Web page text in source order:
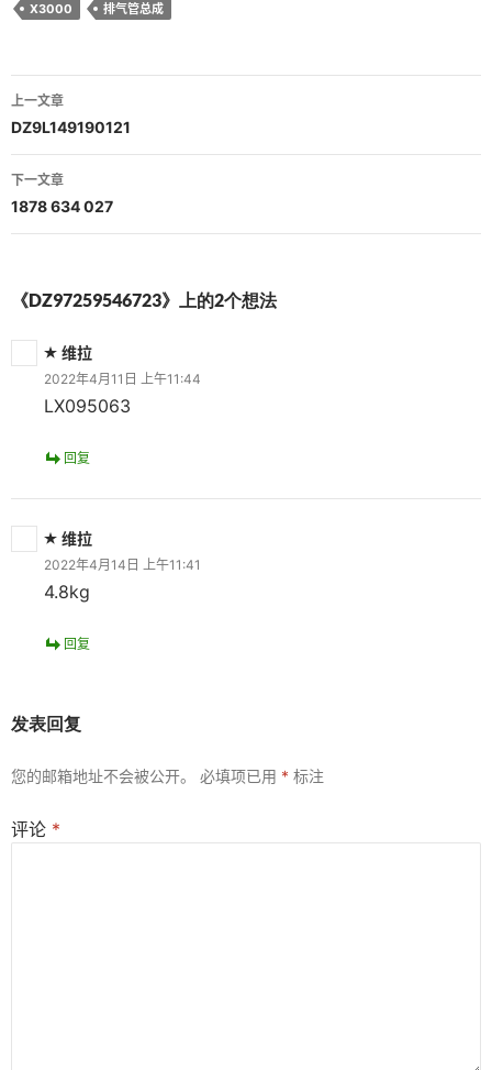
X3000 排气管总成
文
章
导
航
上一文章
DZ9L149190121
下一文章
1878 634 027
《DZ97259546723》上的2个想法
维拉
2022年4月11日 上午11:44
LX095063
回复
维拉
2022年4月14日 上午11:41
4.8kg
回复
发表回复
您的邮箱地址不会被公开。 必填项已用 * 标注
评论 *